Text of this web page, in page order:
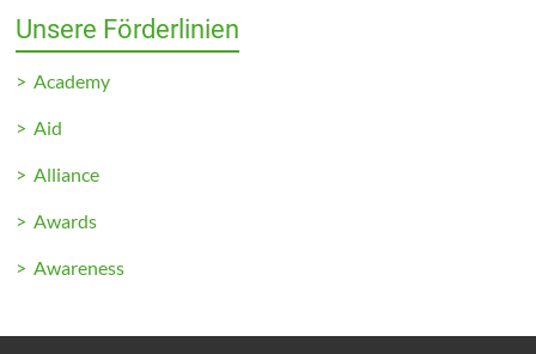
Unsere Förderlinien
> Academy
> Aid
> Alliance
> Awards
> Awareness